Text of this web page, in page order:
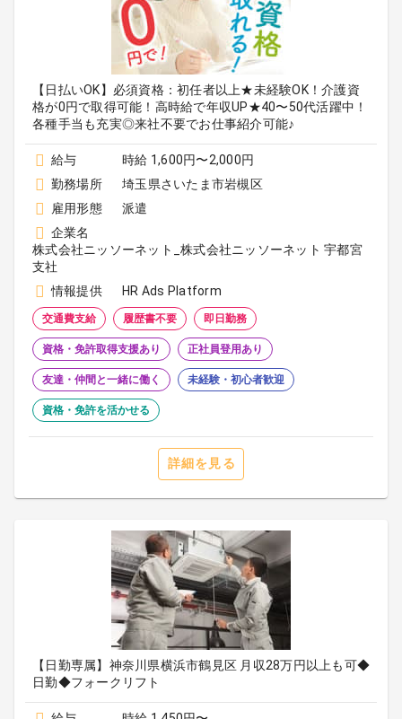
【日払いOK】必須資格：初任者以上★未経験OK！介護資
格が0円で取得可能！高時給で年収UP★40〜50代活躍中！
各種手当も充実◎来社不要でお仕事紹介可能♪
給与
時給 1,600円〜2,000円
勤務場所
埼玉県さいたま市岩槻区
雇用形態
派遣
企業名
株式会社ニッソーネット_株式会社ニッソーネット 宇都宮
支社
情報提供
HR Ads Platform
交通費支給 履歴書不要 即日勤務
資格・免許取得支援あり 正社員登用あり
友達・仲間と一緒に働く 未経験・初心者歓迎
資格・免許を活かせる
詳細を見る
【日勤専属】神奈川県横浜市鶴見区 月収28万円以上も可◆
日勤◆フォークリフト